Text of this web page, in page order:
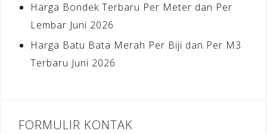
Harga Bondek Terbaru Per Meter dan Per
Lembar Juni 2026
Harga Batu Bata Merah Per Biji dan Per M3
Terbaru Juni 2026
FORMULIR KONTAK